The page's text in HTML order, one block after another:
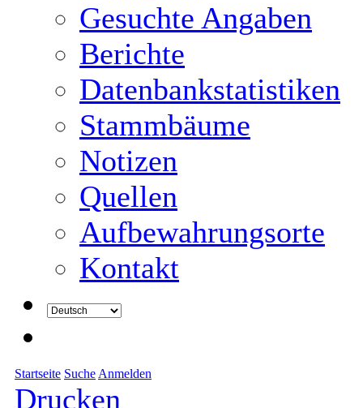
Gesuchte Angaben
Berichte
Datenbankstatistiken
Stammbäume
Notizen
Quellen
Aufbewahrungsorte
Kontakt
Startseite Suche Anmelden
Drucken